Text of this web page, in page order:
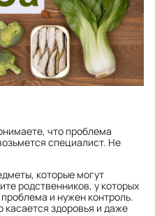
что проблема
специалист. Не
которые могут
родственников, у которых
и нужен контроль.
касается здоровья и даже